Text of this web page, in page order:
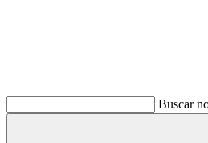
Buscar